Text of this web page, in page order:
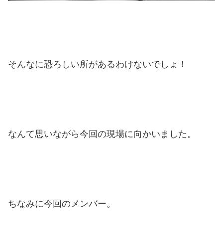
そんなに恐ろしい所があるわけないでしょ！
なんて思いながら今回の現場に向かいました。
ちなみに今回のメンバー。